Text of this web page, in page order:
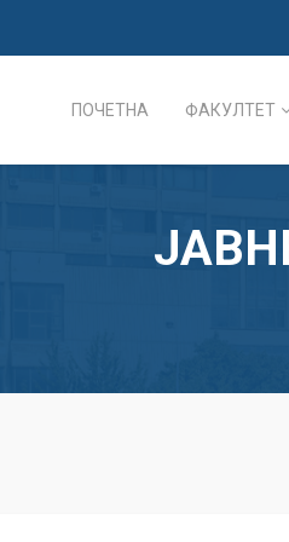
ПОЧЕТНА ФАКУЛТЕТ